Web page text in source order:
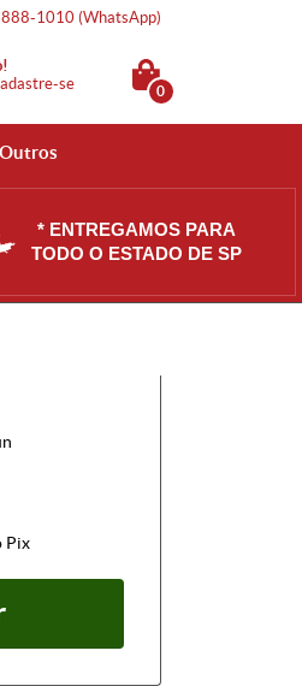
1010 (WhatsApp)
se 0
Outros
* ENTREGAMOS PARA
TODO O ESTADO DE SP
Pix